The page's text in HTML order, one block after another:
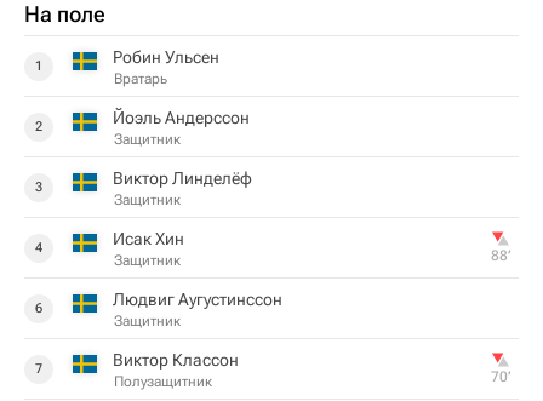
На поле
1 Робин Ульсен
Вратарь
2 Йоэль Андерссон
Защитник
3 Виктор Линделёф
Защитник
4 Исак Хин
Защитник 88‎’‎
6 Людвиг Аугустинссон
Защитник
7 Виктор Классон
Полузащитник 70‎’‎